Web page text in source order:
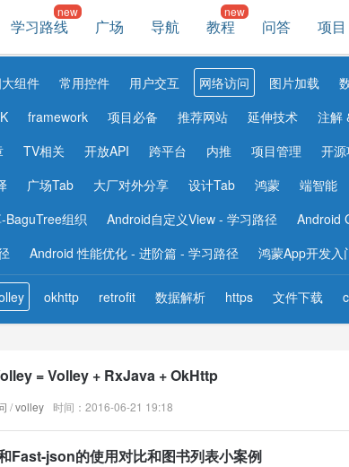
学习路线 广场 导航 教程 问答 项目
组件 常用控件 用户交互 网络访问 图片加载
framework 项目必备 推荐网站 延伸技术 注解
TV相关 开放API 跨平台 内推 项目管理 开
广场Tab 大厂对外分享 设计Tab 鸿蒙 端智能
BaguTree组织
Android自定义View - 学习路径 Android
Android 性能优化 - 进阶篇 - 学习路径 鸿蒙App开发入
okhttp retrofit 数据解析 https 文件下载
= Volley + RxJava + OkHttp
/volley 时间：2016-06-21 19:18
Fast-json的使用对比和图书列表小案例